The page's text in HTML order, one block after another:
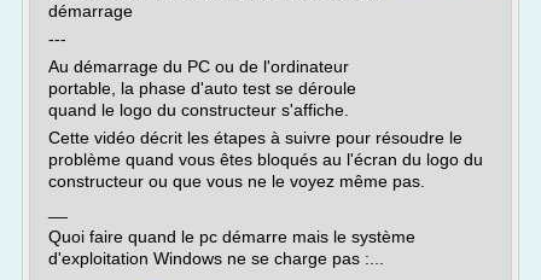
démarrage
---
Au démarrage du PC ou de l'ordinateur
portable, la phase d'auto test se déroule
quand le logo du constructeur s'affiche.
Cette vidéo décrit les étapes à suivre pour résoudre le
problème quand vous êtes bloqués au l'écran du logo du
constructeur ou que vous ne le voyez même pas.
Quoi faire quand le pc démarre mais le système
d'exploitation Windows ne se charge pas :...